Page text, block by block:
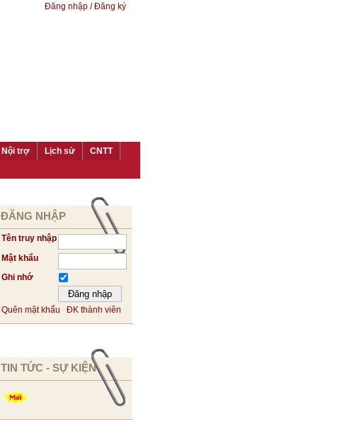
Đăng nhập / Đăng ký
Nội trợ Lịch sử
CNTT
ĐĂNG NHẬP
Tên truy nhập
Mật khẩu
Ghi nhớ
Quên mật khẩu ĐK thành viên
TIN TỨC - SỰ KIỆN